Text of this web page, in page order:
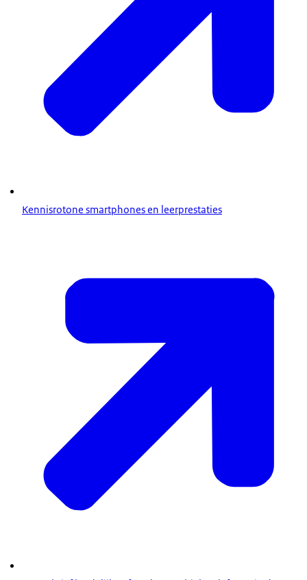
Kennisrotone smartphones en leerprestaties